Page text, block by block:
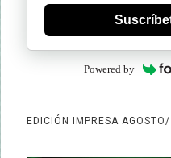
Powered by
EDICIÓN IMPRESA